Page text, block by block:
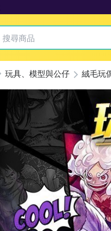
玩具、模型與公仔 絨毛玩